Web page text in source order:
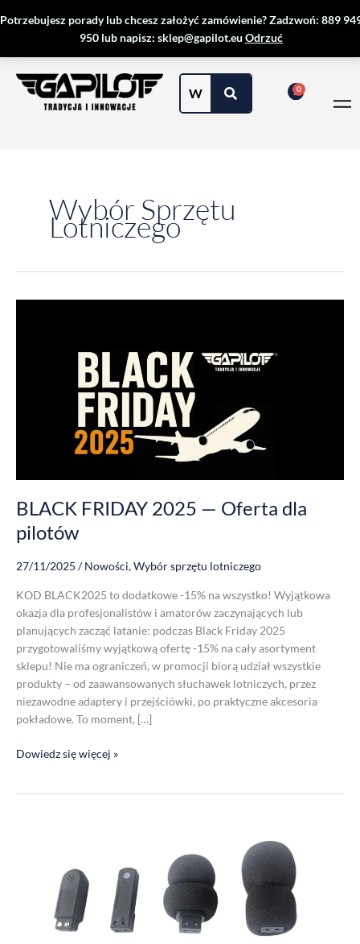
do
Wybór Sprzętu
Lotniczego
BLACK FRIDAY 2025 — Oferta dla
pilotów
27/11/2025 /Nowości,Wybór sprzętu lotniczego
KOD BLACK2025 to dodatkowe -15% na wszystko! Wyjątkowa
okazja dla profesjonalistów i amatorów zaczynających lub
planujących zacząć latanie: podczas Black Friday 2025
przygotowaliśmy wyjątkową ofertę -15% na cały asortyment
sklepu! Nie ma ograniczeń, w promocji biorą udział wszystkie
produkty – od zaawansowanych słuchawek lotniczych, przez
niezawodne adaptery i przejściówki, po praktyczne akcesoria
pokładowe. To moment, […]
Dowiedz się więcej »
dynamiczny
słuchawkach
lotniczych.
Potrzebujesz porady lub chcesz założyć zamówienie? Zadzwoń: 889
950 lub napisz: sklep@gapilot.eu Odrzuć